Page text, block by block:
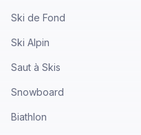
Ski de Fond
Ski Alpin
Saut à Skis
Snowboard
Biathlon